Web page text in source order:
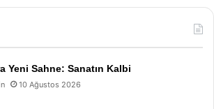
Yeni Sahne: Sanatın Kalbi
10 Ağustos 2026